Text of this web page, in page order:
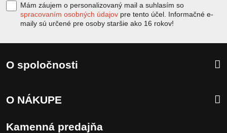
Mám záujem o personalizovaný mail a suhlasím so
spracovaním osobných údajov pre tento účel. Informačné e-
maily sú určené pre osoby staršie ako 16 rokov!
O spoločnosti
O NÁKUPE
Kamenná predajňa